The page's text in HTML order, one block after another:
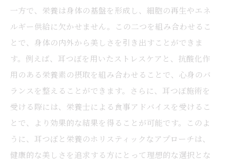
一方で、栄養は身体の基盤を形成し、細胞の再生やエネ
ルギー供給に欠かせません。この二つを組み合わせるこ
とで、身体の内外から美しさを引き出すことができま
す。例えば、耳つぼを用いたストレスケアと、抗酸化作
用のある栄養素の摂取を組み合わせることで、心身のバ
ランスを整えることができます。さらに、耳つぼ施術を
受ける際には、栄養士による食事アドバイスを受けるこ
とで、より効果的な結果を得ることが可能です。このよ
うに、耳つぼと栄養のホリスティックなアプローチは、
健康的な美しさを追求する方にとって理想的な選択とな